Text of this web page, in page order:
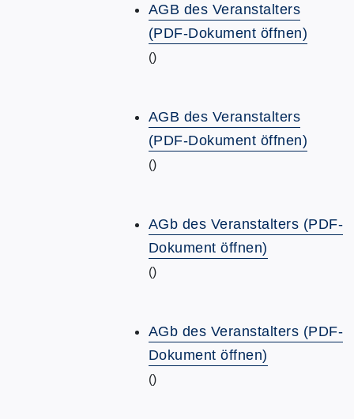
AGB des Veranstalters
(PDF-Dokument öffnen)
()
AGB des Veranstalters
(PDF-Dokument öffnen)
()
AGb des Veranstalters (PDF-
Dokument öffnen)
()
AGb des Veranstalters (PDF-
Dokument öffnen)
()